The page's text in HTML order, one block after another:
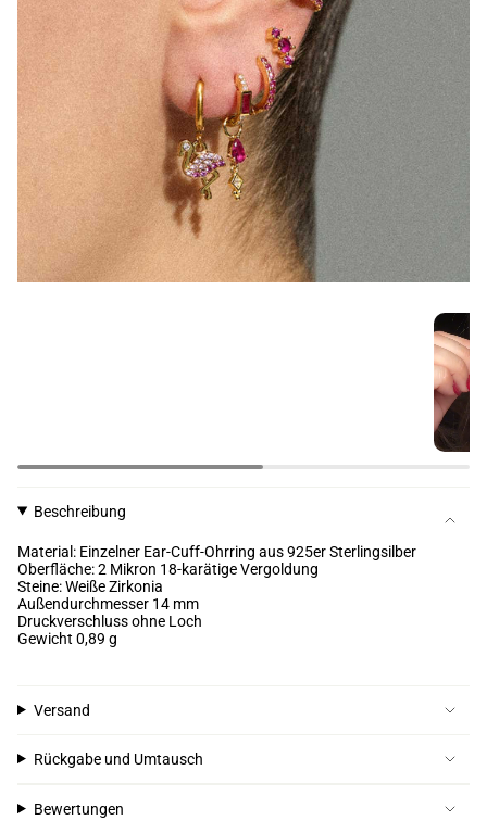
Beschreibung
Material: Einzelner Ear-Cuff-Ohrring aus 925er Sterlingsilber
Oberfläche: 2 Mikron 18-karätige Vergoldung
Steine: Weiße Zirkonia
Außendurchmesser 14 mm
Druckverschluss ohne Loch
Gewicht 0,89 g
Versand
Rückgabe und Umtausch
Bewertungen